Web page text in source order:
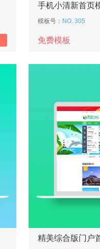
手机小清新首页
模板号： NO. 305
免费模板
精美综合版门户